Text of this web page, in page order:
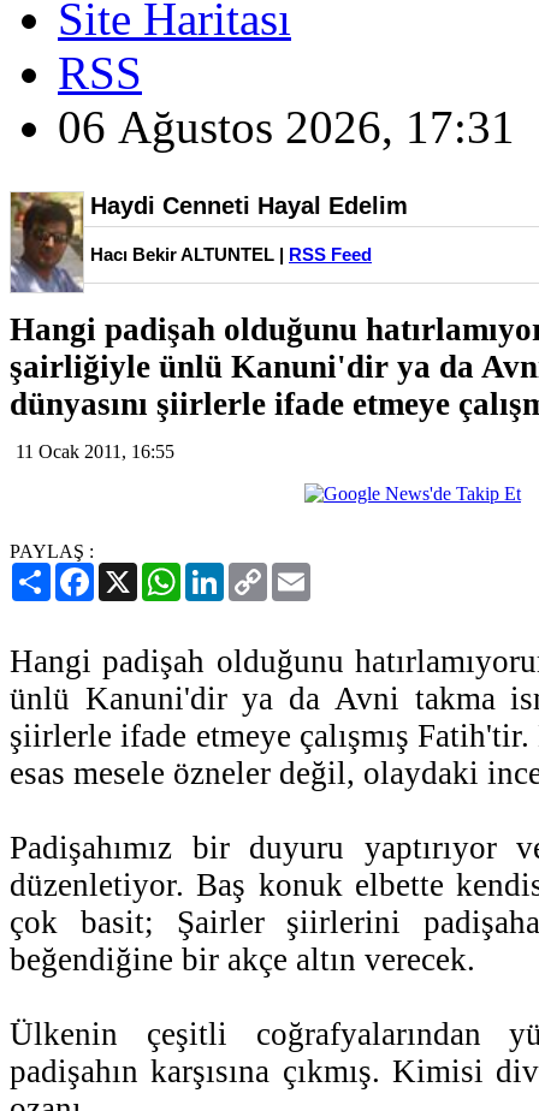
Site Haritası
RSS
06 Ağustos 2026, 17:31
Haydi Cenneti Hayal Edelim
Hacı Bekir ALTUNTEL | RSS Feed
Hangi padişah olduğunu
şairliğiyle ünlü Kanuni'dir ya da
dünyasını şiirlerle ifade etmeye
11 Ocak 2011, 16:55
PAYLAŞ :
PaylaşFacebook
X WhatsAppLinkedIn
Copy
Link
Hangi padişah olduğunu
ünlü Kanuni'dir ya da Avni takma
şiirlerle ifade etmeye çalışmış
esas mesele özneler değil, olaydaki
Padişahımız bir duyuru yaptırıyor
düzenletiyor. Baş konuk elbette
çok basit; Şairler şiirlerini
beğendiğine bir akçe altın verecek.
Ülkenin çeşitli coğrafyalarından
padişahın karşısına çıkmış. Kimisi